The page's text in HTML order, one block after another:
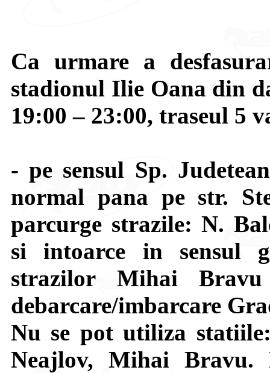
Ca urmare a
stadionul Ilie Oana din
19:00 – 23:00, traseul 5
- pe sensul Sp.
normal pana pe str.
parcurge strazile: N.
si intoarce in sensul
strazilor Mihai
debarcare/imbarcare
Nu se pot utiliza
Neajlov, Mihai Bravu.